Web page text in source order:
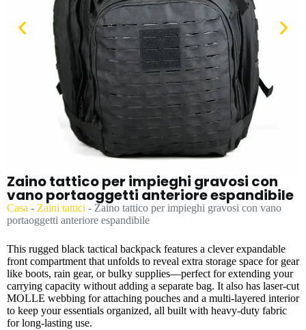
Zaino tattico per impieghi gravosi con
vano portaoggetti anteriore espandibile
Casa - Zaini tattici - Zaino tattico per impieghi gravosi con vano
portaoggetti anteriore espandibile
This rugged black tactical backpack features a clever expandable
front compartment that unfolds to reveal extra storage space for gear
like boots, rain gear, or bulky supplies—perfect for extending your
carrying capacity without adding a separate bag. It also has laser-cut
MOLLE webbing for attaching pouches and a multi-layered interior
to keep your essentials organized, all built with heavy-duty fabric
for long-lasting use.